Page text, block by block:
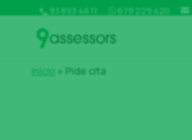
93 893 46 11 679 229 420
Inicio » Pide cita